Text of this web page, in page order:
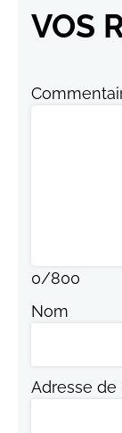
VOS
0/800
Nom
Adresse de